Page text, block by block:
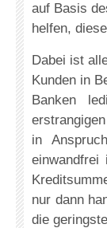
auf Basis
helfen,
Dabei ist
Kunden in
Banken
in
nur dann
die